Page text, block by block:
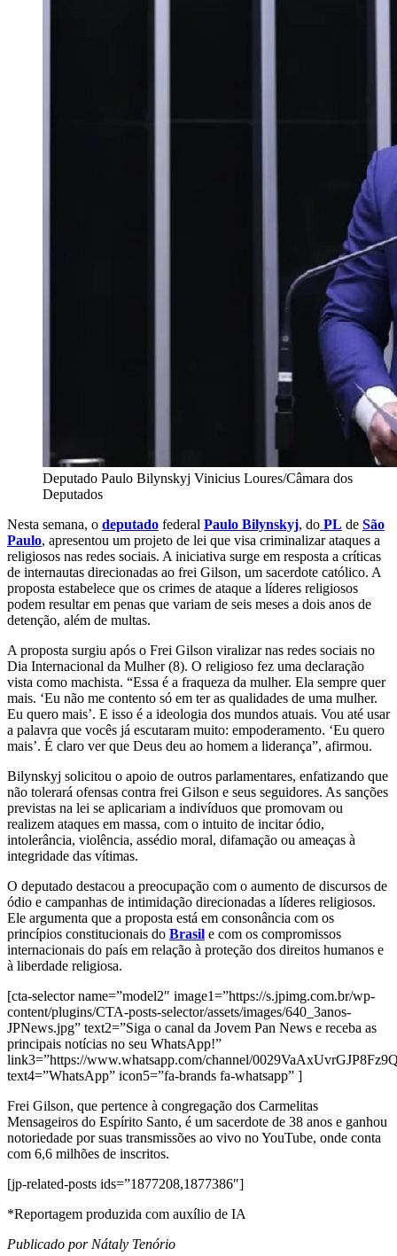
Deputado Paulo Bilynskyj Vinicius Loures/Câmara dos
Deputados
Nesta semana, o deputado federal Paulo Bilynskyj, do PL de São
Paulo, apresentou um projeto de lei que visa criminalizar ataques a
religiosos nas redes sociais. A iniciativa surge em resposta a críticas
de internautas direcionadas ao frei Gilson, um sacerdote católico. A
proposta estabelece que os crimes de ataque a líderes religiosos
podem resultar em penas que variam de seis meses a dois anos de
detenção, além de multas.
A proposta surgiu após o Frei Gilson viralizar nas redes sociais no
Dia Internacional da Mulher (8). O religioso fez uma declaração
vista como machista. “Essa é a fraqueza da mulher. Ela sempre quer
mais. ‘Eu não me contento só em ter as qualidades de uma mulher.
Eu quero mais’. E isso é a ideologia dos mundos atuais. Vou até usar
a palavra que vocês já escutaram muito: empoderamento. ‘Eu quero
mais’. É claro ver que Deus deu ao homem a liderança”, afirmou.
Bilynskyj solicitou o apoio de outros parlamentares, enfatizando que
não tolerará ofensas contra frei Gilson e seus seguidores. As sanções
previstas na lei se aplicariam a indivíduos que promovam ou
realizem ataques em massa, com o intuito de incitar ódio,
intolerância, violência, assédio moral, difamação ou ameaças à
integridade das vítimas.
O deputado destacou a preocupação com o aumento de discursos de
ódio e campanhas de intimidação direcionadas a líderes religiosos.
Ele argumenta que a proposta está em consonância com os
princípios constitucionais do Brasil e com os compromissos
internacionais do país em relação à proteção dos direitos humanos e
à liberdade religiosa.
[cta-selector name=”model2″ image1=”https://s.jpimg.com.br/wp-
content/plugins/CTA-posts-selector/assets/images/640_3anos-
JPNews.jpg” text2=”Siga o canal da Jovem Pan News e receba as
principais notícias no seu WhatsApp!”
link3=”https://www.whatsapp.com/channel/
text4=”WhatsApp” icon5=”fa-brands fa-whatsapp” ]
Frei Gilson, que pertence à congregação dos Carmelitas
Mensageiros do Espírito Santo, é um sacerdote de 38 anos e ganhou
notoriedade por suas transmissões ao vivo no YouTube, onde conta
com 6,6 milhões de inscritos.
[jp-related-posts ids=”1877208,1877386″]
*Reportagem produzida com auxílio de IA
Publicado por Nátaly Tenório